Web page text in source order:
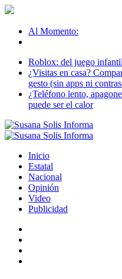
Al Momento:
Roblox: del juego
¿Visitas en casa?
gesto (sin apps ni
¿Teléfono lento,
puede ser el calor
Inicio
Estatal
Nacional
Opinión
Video
Publicidad